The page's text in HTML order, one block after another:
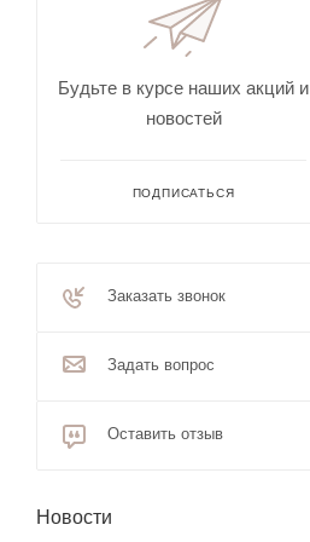
Будьте в курсе наших акций и
новостей
ПОДПИСАТЬСЯ
Заказать звонок
Задать вопрос
Оставить отзыв
Новости